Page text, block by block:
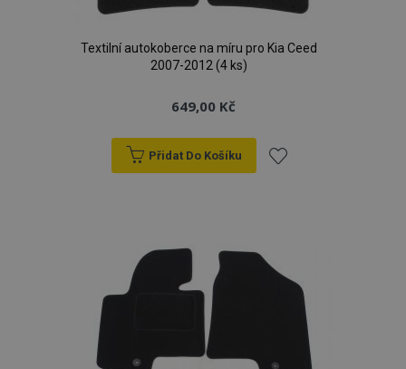
Textilní autokoberce na míru pro Kia Ceed
2007-2012 (4 ks)
649,00 Kč
Přidat Do Košíku
oblíbeným